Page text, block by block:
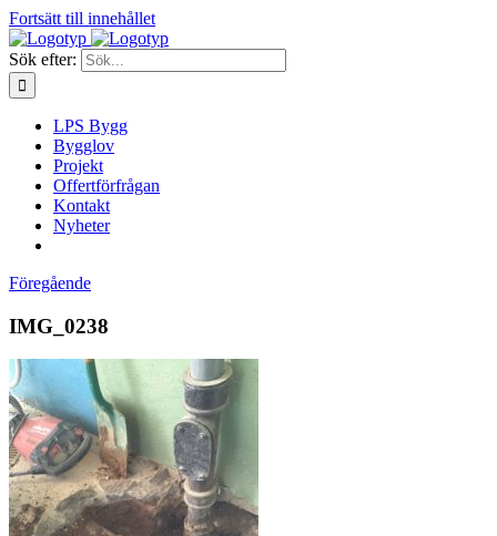
Fortsätt till innehållet
Sök efter:
LPS Bygg
Bygglov
Projekt
Offertförfrågan
Kontakt
Nyheter
Föregående
IMG_0238